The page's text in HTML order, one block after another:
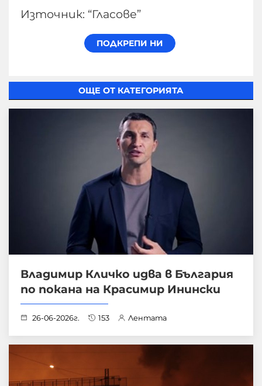
Източник: “Гласове”
ОЩЕ ОТ КАТЕГОРИЯТА
Владимир Кличко идва в България
по покана на Красимир Инински
26-06-2026г. 153 Лентата